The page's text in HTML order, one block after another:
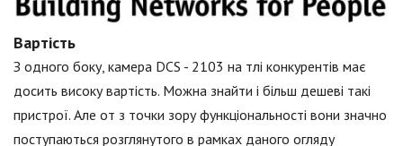
Вартість
З одного боку, камера DCS - 2103 на тлі конкурентів має
досить високу вартість. Можна знайти і більш дешеві такі
пристрої. Але от з точки зору функціональності вони значно
поступаються розглянутого в рамках даного огляду